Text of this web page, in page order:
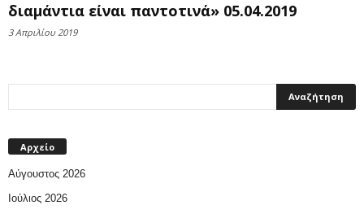
διαμάντια είναι παντοτινά» 05.04.2019
3 Απριλίου 2019
Αρχείο
Αύγουστος 2026
Ιούλιος 2026